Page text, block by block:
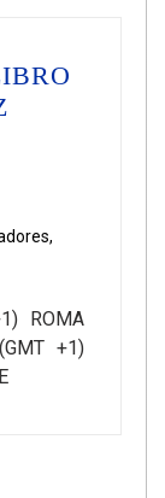
,
ROMA
+1)